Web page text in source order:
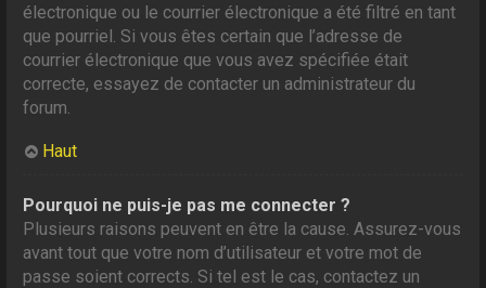
électronique ou le courrier électronique a été filtré en tant
que pourriel. Si vous êtes certain que l’adresse de
courrier électronique que vous avez spécifiée était
correcte, essayez de contacter un administrateur du
forum.
Haut
Pourquoi ne puis-je pas me connecter ?
Plusieurs raisons peuvent en être la cause. Assurez-vous
avant tout que votre nom d’utilisateur et votre mot de
passe soient corrects. Si tel est le cas, contactez un